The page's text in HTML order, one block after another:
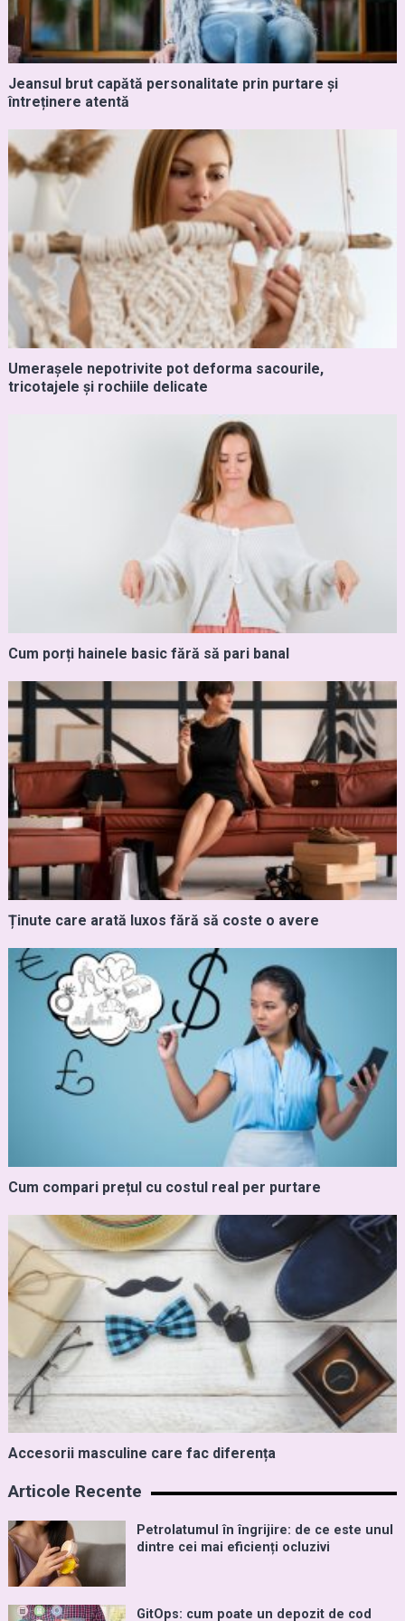
Jeansul brut capătă personalitate prin purtare și
întreținere atentă
Umerașele nepotrivite pot deforma sacourile,
tricotajele și rochiile delicate
Cum porți hainele basic fără să pari banal
Ținute care arată luxos fără să coste o avere
Cum compari prețul cu costul real per purtare
Accesorii masculine care fac diferența
Articole Recente
Petrolatumul în îngrijire: de ce este unul
dintre cei mai eficienți ocluzivi
GitOps: cum poate un depozit de cod